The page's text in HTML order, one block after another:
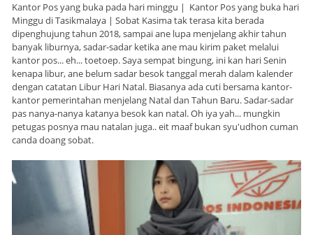
Kantor Pos yang buka pada hari minggu | Kantor Pos yang buka hari
Minggu di Tasikmalaya | Sobat Kasima tak terasa kita berada
dipenghujung tahun 2018, sampai ane lupa menjelang akhir tahun
banyak liburnya, sadar-sadar ketika ane mau kirim paket melalui
kantor pos... eh... toetoep. Saya sempat bingung, ini kan hari Senin
kenapa libur, ane belum sadar besok tanggal merah dalam kalender
dengan catatan Libur Hari Natal. Biasanya ada cuti bersama kantor-
kantor pemerintahan menjelang Natal dan Tahun Baru. Sadar-sadar
pas nanya-nanya katanya besok kan natal. Oh iya yah... mungkin
petugas posnya mau natalan juga.. eit maaf bukan syu'udhon cuman
canda doang sobat.